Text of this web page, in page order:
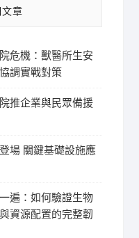
章
危機：獸醫所生安
調實戰對策
推企業與民眾備援
場 關鍵基礎設施應
遍：如何驗證生物
資源配置的完整韌